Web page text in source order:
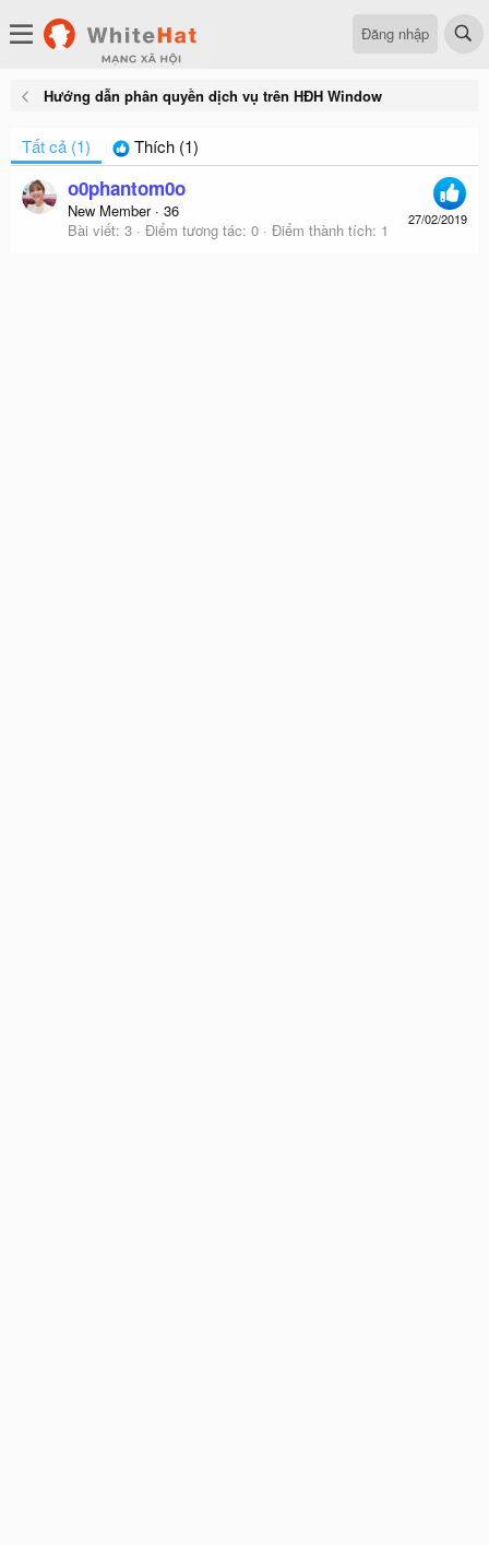
Đăng nhập
Hướng dẫn phân quyền dịch vụ trên HĐH Window
Tất cả (1) Thích (1)
27/02/2019
o0phantom0o
New Member · 36
Bài viết 3 Điểm tương tác 0 Điểm thành tích 1